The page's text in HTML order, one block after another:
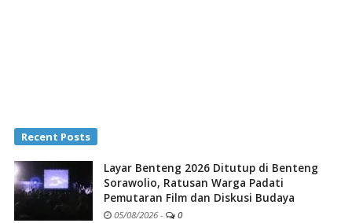
Recent Posts
Layar Benteng 2026 Ditutup di Benteng
Sorawolio, Ratusan Warga Padati
Pemutaran Film dan Diskusi Budaya
05/08/2026 - 0